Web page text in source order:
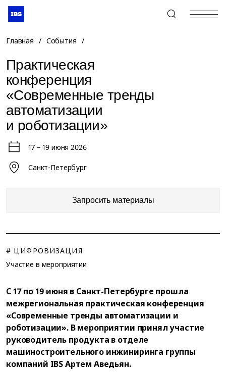
+7 (495) 967-80-80
Главная / События /
Практическая
конференция
«Современные тренды
автоматизации
и роботизации»
17 – 19 июня 2026
Санкт-Петербург
Запросить материалы
# ЦИФРОВИЗАЦИЯ
Участие в мероприятии
С 17 по 19 июня в Санкт-Петербурге прошла
межрегиональная практическая конференция
«Современные тренды автоматизации и
роботизации». В мероприятии принял участие
руководитель продукта в отделе
машиностроительного инжиниринга группы
компаний IBS Артем Аведьян.